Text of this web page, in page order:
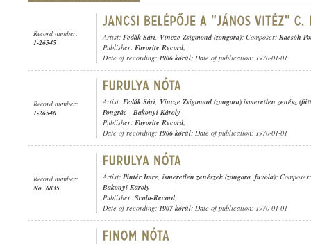
Record number:
1-26545
Artist: Fedák Sári, Vincze Zsigmond (zongora); Composer: Kacsóh
Publisher: Favorite Record;
Date of recording: 1906 körül; Date of publication: 1970-01-01
Record number:
1-26546
Artist: Fedák Sári, Vincze Zsigmond (zongora) ismeretlen zenész
Pongrác - Bakonyi Károly
Publisher: Favorite Record;
Date of recording: 1906 körül; Date of publication: 1970-01-01
Record number:
No. 6835.
Artist: Pintér Imre, ismeretlen zenészek (zongora, fuvola);
Bakonyi Károly
Publisher: Scala-Record;
Date of recording: 1907 körül; Date of publication: 1970-01-01